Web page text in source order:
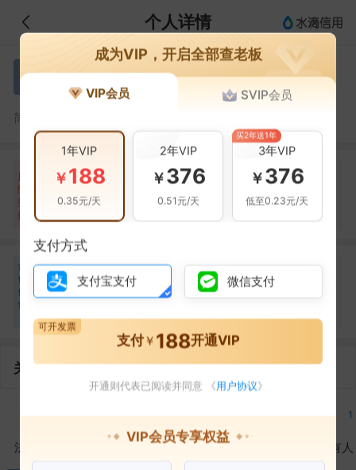
个人详情
郭 郭庭友
简介：
风
险
扫
描
自身风险
暂无风险
关联风险
暂无风险
提示信息
当前企业(0条)
合
作
伙
伴
曹 曹国建
合作1次
关联企业
1
法定代表人
1
对外投资
1
在外任职
1
作为受益所有人
成为VIP，开启全部查老板
VIP会员 SVIP会员
1年VIP
￥188
0.35元/天
2年VIP
￥376
0.51元/天
3年VIP
￥376
低至0.23元/天
买2年送1年
支付方式
支付宝支付 微信支付
支付￥ 188开通VIP
可开发票
开通则代表已阅读并同意 《用户协议》
VIP会员专享权益